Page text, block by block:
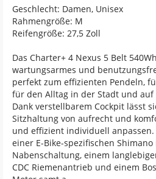
Geschlecht: Damen, Unisex
Rahmengröße: M
Reifengröße: 27,5 Zoll
Das Charter+ 4 Nexus 5 Belt
wartungsarmes und
perfekt zum effizienten Pendeln,
für den Alltag in der Stadt und auf
Dank verstellbarem Cockpit lässt
Sitzhaltung von aufrecht und
und effizient individuell
einer E-Bike-spezifischen Shimano
Nabenschaltung, einem
CDC Riemenantrieb und einem